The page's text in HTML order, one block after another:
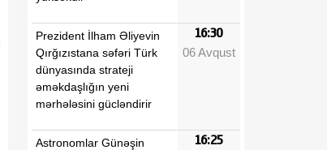
Prezident İlham Əliyevin
Qırğızıstana səfəri Türk
dünyasında strateji
əməkdaşlığın yeni
mərhələsini gücləndirir
16:30
06 Avqust
Astronomlar Günəşin
16:25